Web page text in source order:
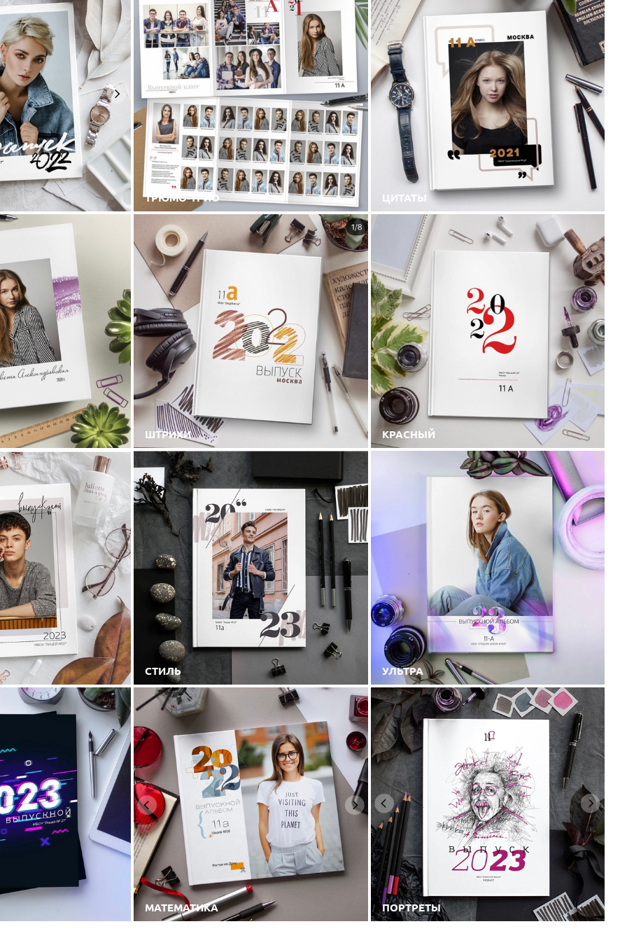
ТРЮМО-ТРИО ЦИТАТЫ
ШТРИХИ КРАСНЫЙ
СТИЛЬ УЛЬТРА
МАТЕМАТИКА ПОРТРЕТЫ